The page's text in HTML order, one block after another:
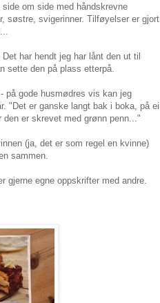
om side med håndskrevne
søstre, svigerinner. Tilføyelser er gjort
har hendt jeg har lånt den ut til
sette den på plass etterpå.
på gode husmødres vis kan jeg
"Det er ganske langt bak i boka, på ei
er skrevet med grønn penn..."
(ja, det er som regel en kvinne)
sammen.
gjerne egne oppskrifter med andre.